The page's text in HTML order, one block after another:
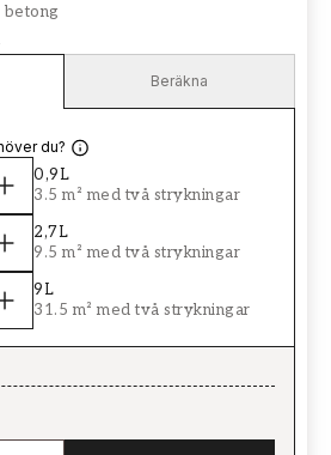
Beräkna
du?
0,9L
3.5 m² med två strykningar
2,7L
9.5 m² med två strykningar
9L
31.5 m² med två strykningar